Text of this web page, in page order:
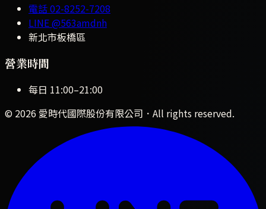
電話02-8252-7208
LINE@563amdnh
新北市板橋區
營業時間
每日 11:00–21:00
© 2026 愛時代國際股份有限公司 ．All rights reserved.